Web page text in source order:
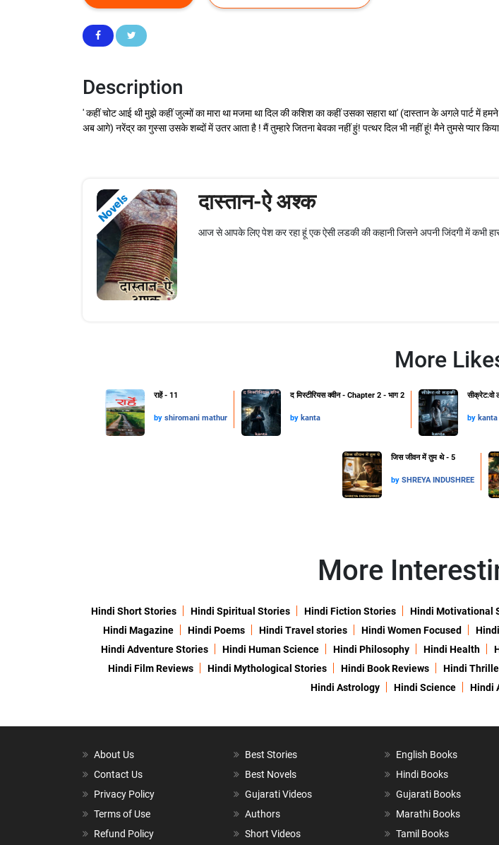
Description
' कहीं चोट आई थी मुझे कहीं जुल्मों का मारा था मजमा था दिल की कशिश का कहीं उसका सहारा था' (दास्तान के अगले पार्ट
अब आगे) नरेंद्र का गुस्सा उसके शब्दों में उतर आता है ! मैं तुम्हारे जितना बेवका नहीं हुं! पत्थर दिल भी नहीं हूं! मैने तुमसे प्यार
Novels दास्तान-ऐ अश्क
आज से आपके लिए पेश कर रहा हूं एक ऐसी लडकी की कहानी जिसने अपनी जिंदगी में कभी हार
More
राहें - 11
by shiromani mathur
द मिस्टीरियस क्वीन - Chapter 2 - भाग 2
by kanta
सीक्रेट:वो
by kanta
जिस जीवन में तुम थे - 5
by SHREYA INDUSHREE
More
Hindi Short Stories Hindi Spiritual Stories Hindi Fiction Stories Hindi Motivational
Hindi Magazine
Hindi Poems Hindi Travel stories Hindi Women Focused
Hindi Adventure Stories
Hindi Human Science Hindi Philosophy Hindi Health
Hindi Film Reviews
Hindi Mythological Stories Hindi Book Reviews Hindi
Hindi Astrology
Hindi Science Hindi
About Us
Contact Us
Privacy Policy
Terms of Use
Refund Policy
Best Stories
Best Novels
Gujarati Videos
Authors
Short Videos
English Books
Hindi Books
Gujarati Books
Marathi Books
Tamil Books